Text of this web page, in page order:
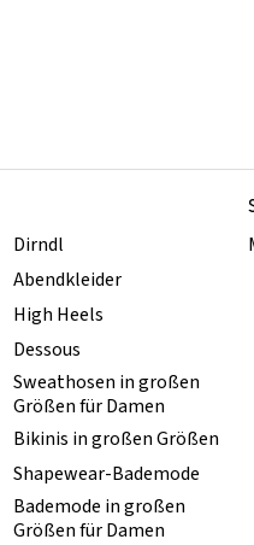
Dirndl
Abendkleider
High Heels
Dessous
Sweathosen in großen
Größen für Damen
Bikinis in großen Größen
Shapewear-Bademode
Bademode in großen
Größen für Damen